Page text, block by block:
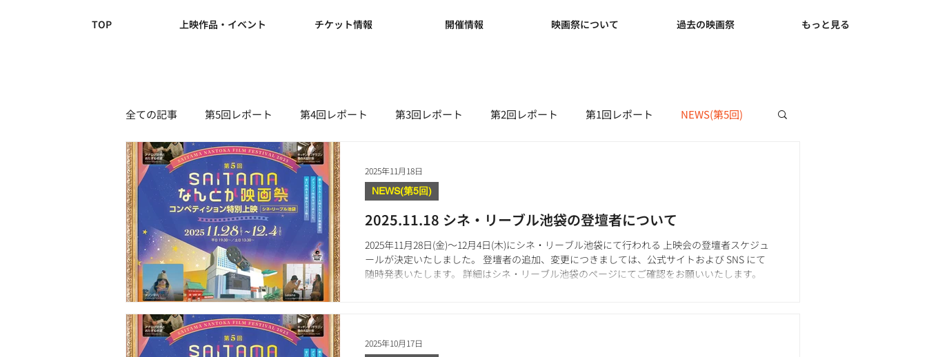
TOP 上映作品・イベント チケット情報 開催情報 映画祭について 過去の映画祭 もっと見る
全ての記事 第5回レポート 第4回レポート 第3回レポート 第2回レポート 第1回レポート NEWS(第5回)
NEWS(第4回) NEWS(第3回) NEWS(第2回)
2025.11.18 シネ・リーブル池袋の登壇者について
2025年11月28日(金)〜12月4日(木)にシネ・リーブル池袋にて行われる 上映会の登壇者スケジュ
ールが決定いたしました。 登壇者の追加、変更につきましては、公式サイトおよび SNS にて
随時発表いたします。 詳細はシネ・リーブル池袋のページにてご確認をお願いいたします。
NEWS(第5回)
2025年11月18日
2025年10月17日